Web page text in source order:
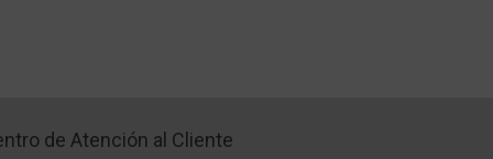
de Atención al Cliente